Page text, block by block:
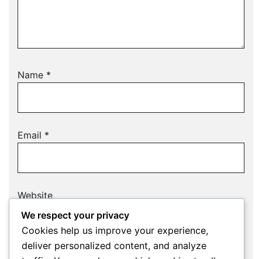
Name *
Email *
Website
Save my name, email, and website in this
We respect your privacy
Cookies help us improve your experience,
deliver personalized content, and analyze